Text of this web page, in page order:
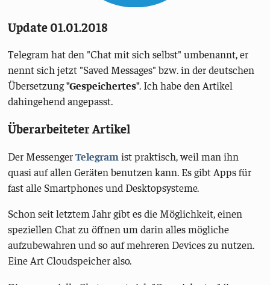
Update 01.01.2018
Telegram hat den "Chat mit sich selbst" umbenannt, er
nennt sich jetzt "Saved Messages" bzw. in der deutschen
Übersetzung"Gespeichertes". Ich habe den Artikel
dahingehend angepasst.
Überarbeiteter Artikel
Der MessengerTelegram ist praktisch, weil man ihn
quasi auf allen Geräten benutzen kann. Es gibt Apps für
fast alle Smartphones und Desktopsysteme.
Schon seit letztem Jahr gibt es die Möglichkeit, einen
speziellen Chat zu öffnen um darin alles mögliche
aufzubewahren und so auf mehreren Devices zu nutzen.
Eine Art Cloudspeicher also.